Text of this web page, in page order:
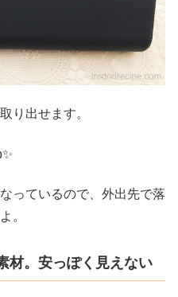
り出せます。
っているので、外出先で落
。
材。安っぽく見えない